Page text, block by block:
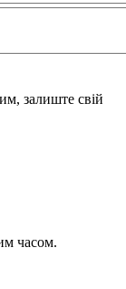
залиште свій
часом.